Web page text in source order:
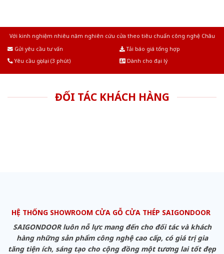
Với kinh nghiệm nhiêu năm nghiên cứu cửa theo tiêu chuẩn công nghệ Châu
Gửi yêu cầu tư vấn
Tải báo giá tổng hợp
Yêu cầu gọi lại (3 phút)
Dành cho đại lý
ĐỐI TÁC KHÁCH HÀNG
HỆ THỐNG SHOWROOM CỬA GỖ CỬA THÉP SAIGONDOOR
SAIGONDOOR luôn nỗ lực mang đến cho đối tác và khách
hàng những sản phẩm công nghệ cao cấp, có giá trị gia
tăng tiện ích, sáng tạo cho cộng đồng một tương lai tốt đẹp